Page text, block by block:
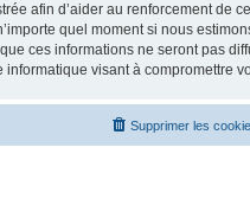
afin d’aider au renforcement de
quel moment si nous
ces informations ne seront pas
visant à compromettre
Supprimer les